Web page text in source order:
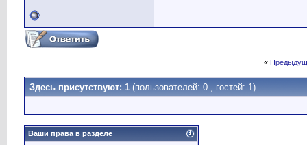
«
Здесь присутствуют: 1 (пользователей: 0 , гостей: 1)
Ваши права в разделе